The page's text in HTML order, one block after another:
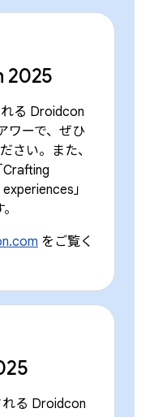
2025
る Droidcon
ワーで、ぜひ
さい。また、
Crafting
」
をご覧く
れる Droidcon